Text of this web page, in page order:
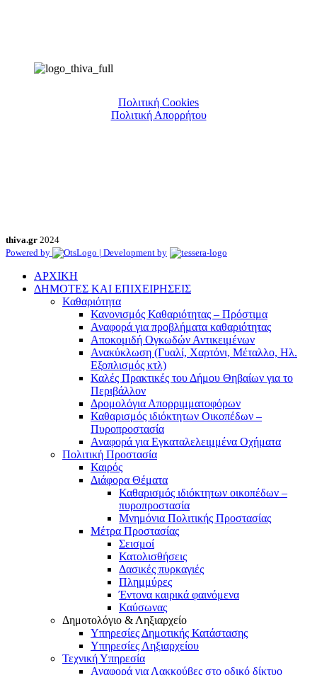
Πολιτική Cookies
Πολιτική Απορρήτου
thiva.gr 2024
Powered by
| Development by
ΑΡΧΙΚΗ
ΔΗΜΟΤΕΣ ΚΑΙ ΕΠΙΧΕΙΡΗΣΕΙΣ
Καθαριότητα
Κανονισμός Καθαριότητας – Πρόστιμα
Αναφορά για προβλήματα καθαριότητας
Αποκομιδή Ογκωδών Αντικειμένων
Ανακύκλωση (Γυαλί, Χαρτόνι, Μέταλλο, Ηλ.
Εξοπλισμός κτλ)
Καλές Πρακτικές του Δήμου Θηβαίων για το
Περιβάλλον
Δρομολόγια Απορριμματοφόρων
Καθαρισμός ιδιόκτητων Οικοπέδων –
Πυροπροστασία
Αναφορά για Εγκαταλελειμμένα Οχήματα
Πολιτική Προστασία
Καιρός
Διάφορα Θέματα
Καθαρισμός ιδιόκτητων οικοπέδων –
πυροπροστασία
Μνημόνια Πολιτικής Προστασίας
Μέτρα Προστασίας
Σεισμοί
Κατολισθήσεις
Δασικές πυρκαγιές
Πλημμύρες
Έντονα καιρικά φαινόμενα
Καύσωνας
Δημοτολόγιο & Ληξιαρχείο
Υπηρεσίες Δημοτικής Κατάστασης
Υπηρεσίες Ληξιαρχείου
Τεχνική Υπηρεσία
Αναφορά για Λακκούβες στο οδικό δίκτυο